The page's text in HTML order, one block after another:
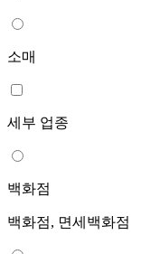
소매
세부 업종
백화점
백화점, 면세백화점